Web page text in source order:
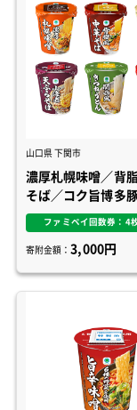
山口県 下関市
濃厚札幌味噌／背
そば／コク旨博多
海老天ぷらそば
風きつねうどん／
担々麺
ファミペイ回数券：4
寄附金額： 3,000円